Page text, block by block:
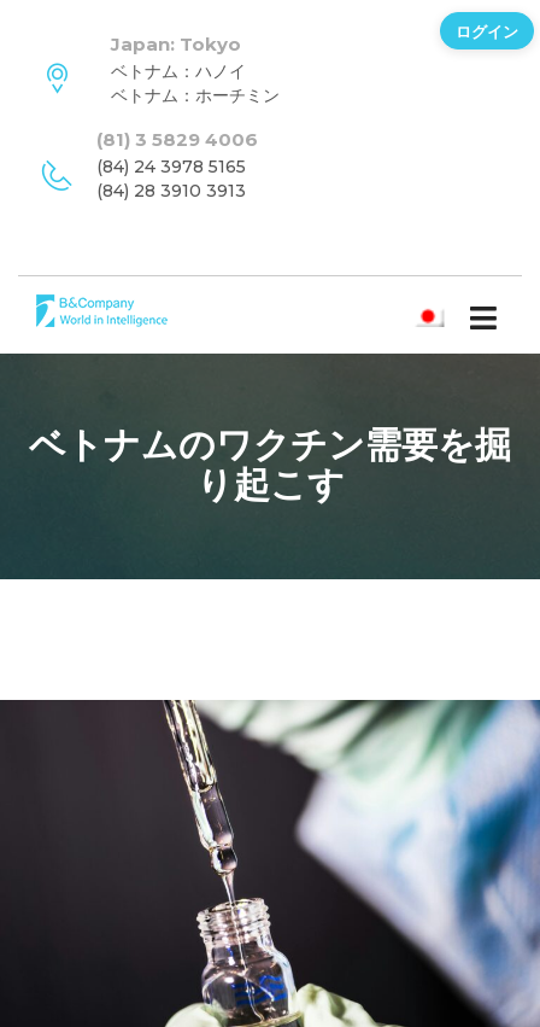
Japan: Tokyo
ベトナム：ハノイ
ベトナム：ホーチミン
(81) 3 5829 4006
(84) 24 3978 5165
(84) 28 3910 3913
日本語
ベトナムのワクチン需要を掘
り起こす
ログイン